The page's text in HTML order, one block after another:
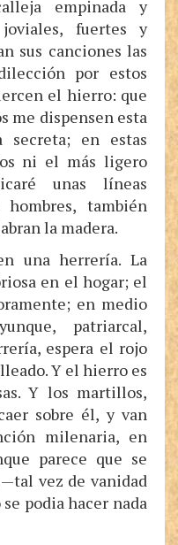
empinada y
fuertes y
sus canciones las
por estos
el hierro: que
me dispensen esta
secreta; en estas
ni el más ligero
unas líneas
también
la madera.
una herrería. La
en el hogar; el
en medio
patriarcal,
espera el rojo
Y el hierro es
Y los martillos,
sobre él, y van
milenaria, en
parece que se
vez de vanidad
podia hacer nada